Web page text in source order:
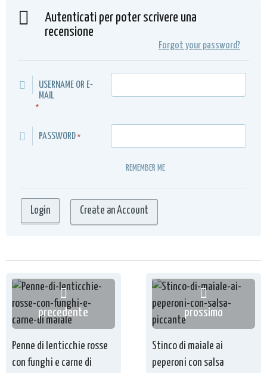
Autenticati per poter scrivere una
recensione
Forgot your password?
USERNAME OR E-
MAIL
*
PASSWORD *
REMEMBER ME
Create an Account
precedente
Penne di lenticchie rosse
con funghi e carne di
prossimo
Stinco di maiale ai
peperoni con salsa